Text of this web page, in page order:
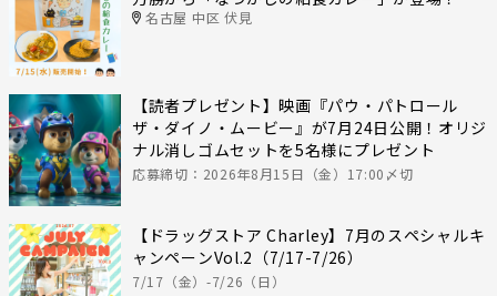
名古屋 中区 伏見
【読者プレゼント】映画『パウ・パトロール
ザ・ダイノ・ムービー』が7月24日公開！オリジ
ナル消しゴムセットを5名様にプレゼント
応募締切：2026年8月15日（金）17:00〆切
【ドラッグストア Charley】7月のスペシャルキ
ャンペーンVol.2（7/17-7/26）
7/17（金）-7/26（日）